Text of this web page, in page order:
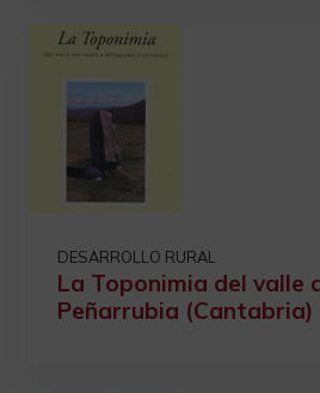
DESARROLLO RURAL
La Toponimia del valle
Peñarrubia (Cantabria)